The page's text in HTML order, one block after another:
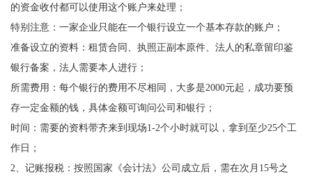
的资金收付都可以使用这个账户来处理；
特别注意：一家企业只能在一个银行设立一个基本存款的账户；
准备设立的资料：租赁合同、执照正副本原件、法人的私章留印鉴
银行备案，法人需要本人进行；
所需费用：每个银行的费用不尽相同，大多是2000元起，成功要预
存一定金额的钱，具体金额可询问公司和银行；
时间：需要的资料带齐来到现场1-2个小时就可以，拿到至少25个工
作日；
2、记账报税：按照国家《会计法》公司成立后，需在次月15号之